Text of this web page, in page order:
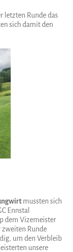
letzten Runde das
sich damit den
mussten sich
Ennstal
dem Vizemeister
zweiten Runde
um den Verbleib
unsere